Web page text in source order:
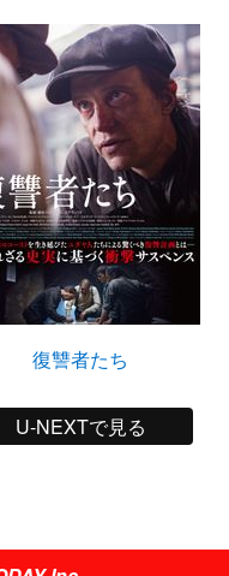
復讐者たち
U-NEXTで見る